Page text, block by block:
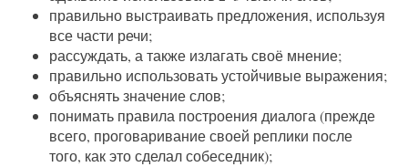
правильно выстраивать предложения, используя
все части речи;
рассуждать, а также излагать своё мнение;
правильно использовать устойчивые выражения;
объяснять значение слов;
понимать правила построения диалога (прежде
всего, проговаривание своей реплики после
того, как это сделал собеседник);